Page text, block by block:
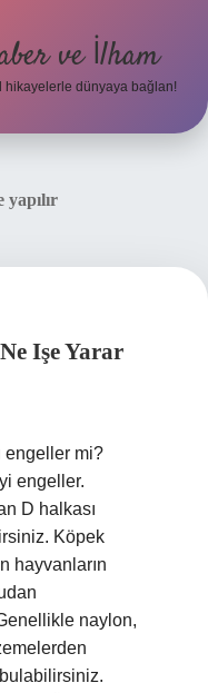
ve İlham
hikayelerle dünyaya bağlan!
Işe Yarar
engeller mi?
engeller.
D halkası
Köpek
hayvanların
naylon,